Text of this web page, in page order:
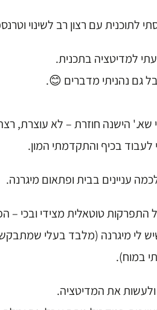
לתוכנית עם רצון רב לשינוי
למדיטציה בתכנית.
גם נהניתי מדברים 😊.
הישנה חוזרת – לא עוצרת,
בכיף והתקדמתי המון.
עניינים בבית ופתאום מיגרנה.
התפרקות טוטאלית מצידי ובכי –
לי מיגרנה (מלבד בעלי שמתבקש
במוח).
את המדיטציה.